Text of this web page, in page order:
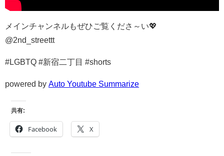
メインチャンネルもぜひご覧くださ～い💖
@2nd_streettt
#LGBTQ #新宿二丁目 #shorts
powered by Auto Youtube Summarize
共有:
Facebook X